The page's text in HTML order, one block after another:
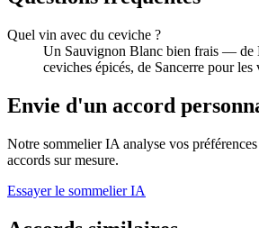
Quel vin avec du ceviche ?
Un Sauvignon Blanc bien frais — de
ceviches épicés, de Sancerre pour les
Envie d'un accord
Notre sommelier IA analyse vos
accords sur mesure.
Essayer le sommelier IA